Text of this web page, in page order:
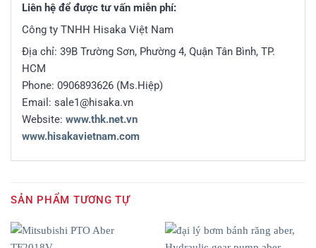
Liên hệ để được tư vấn miễn phí:
Công ty TNHH Hisaka Việt Nam
Địa chỉ: 39B Trường Sơn, Phường 4, Quận Tân Bình, TP.
HCM
Phone: 0906893626 (Ms.Hiệp)
Email: sale1@hisaka.vn
Website: www.thk.net.vn
www.hisakavietnam.com
SẢN PHẨM TƯƠNG TỰ